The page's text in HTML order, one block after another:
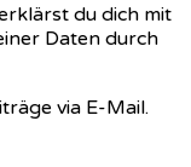
du dich mit
Daten durch
via E-Mail.